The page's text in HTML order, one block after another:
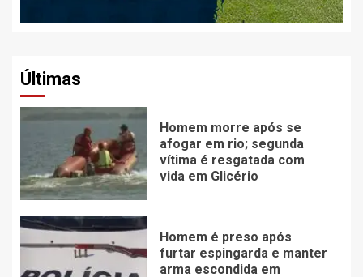
Últimas
Homem morre após se
afogar em rio; segunda
vítima é resgatada com
vida em Glicério
Homem é preso após
furtar espingarda e manter
arma escondida em